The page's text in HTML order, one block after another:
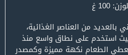
100 غ
من العناصر الغذائية،
استخدم على نطاق واسع منذ
الطعام نكهة مميزة وكمصدر